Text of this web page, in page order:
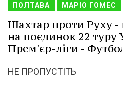
ПОЛТАВА МАРІО ГОМЕС
Шахтар проти Руху -
на поєдинок 22 туру
Прем'єр-ліги -
НЕ ПРОПУСТІТЬ